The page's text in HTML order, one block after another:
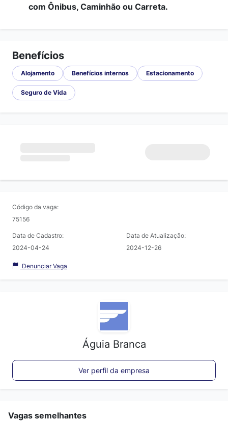
com Ônibus, Caminhão ou Carreta.
Benefícios
Alojamento Benefícios internos Estacionamento
Seguro de Vida
Código da vaga:
75156
Data de Cadastro:
2024-04-24
Data de Atualização:
2024-12-26
Denunciar Vaga
Águia Branca
Ver perfil da empresa
Vagas semelhantes